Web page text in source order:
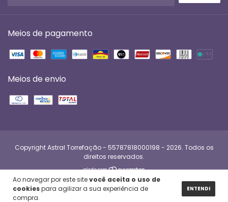
Ao navegar por este sitevocê aceita o uso de
cookiespara agilizar a sua experiência de
compra.
ENTENDI
Meios de pagamento
Meios de envio
Copyright Astral Torrefação - 55787818000198 - 2026. Todos os
direitos reservados.